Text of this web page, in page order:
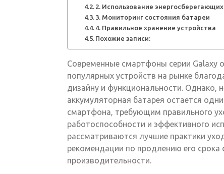
2. Использование
3. Мониторинг состояния батареи
4. Правильное хранение устройства
Похожие записи:
Современные смартфоны серии Galaxy
популярных устройств на рынке
дизайну и функциональности. Однако,
аккумуляторная батарея остается
смартфона, требующим правильного
работоспособности и эффективного
рассматриваются лучшие практики
рекомендации по продлению его
производительности.